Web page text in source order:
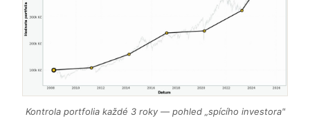
Kontrola portfolia každé 3 roky — pohled „spícího investora"